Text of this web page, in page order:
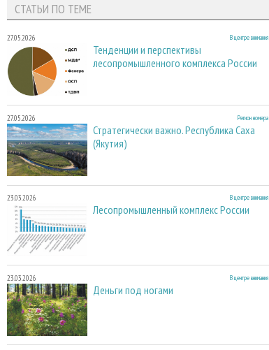
СТАТЬИ ПО ТЕМЕ
27.05.2026 В центре внимания
Тенденции и перспективы
лесопромышленного комплекса России
27.05.2026 Регион номера
Стратегически важно. Республика Саха
(Якутия)
23.03.2026 В центре внимания
Лесопромышленный комплекс России
23.03.2026 В центре внимания
Деньги под ногами